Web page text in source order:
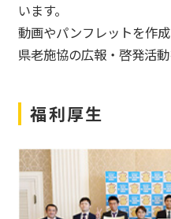
います。
動画やパンフレットを作
県老施協の広報・啓発活動
福利厚生